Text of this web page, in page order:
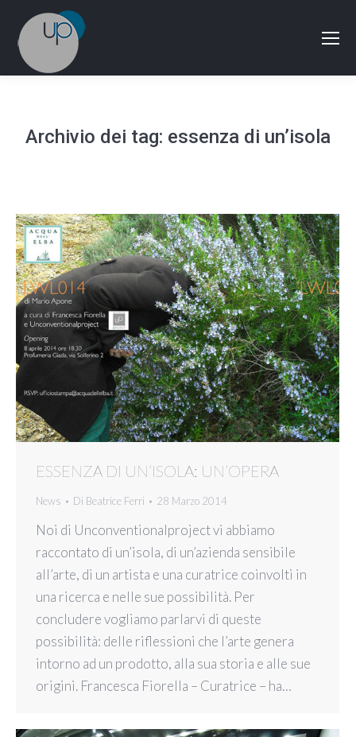
Archivio dei tag: essenza di un’isola
ESSENZA DI UN’ISOLA: UN’OPERA
News Di Beatrice Ferri 28 Marzo 2014
Noi di Unconventionalproject vi abbiamo
raccontato di un’isola, di un’azienda sensibile
all’arte, di un artista e una curatrice coinvolti in
una ricerca e nelle sue possibilità. Per
concludere vogliamo parlarvi di queste
possibilità: delle riflessioni che l’arte genera
intorno ad un prodotto, alla sua storia e alle sue
origini. Francesca Fiorella – Curatrice – ha…